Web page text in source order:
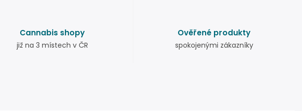
Cannabis shopy
již na 3 místech v ČR
Ověřené produkty
spokojenými zákazníky